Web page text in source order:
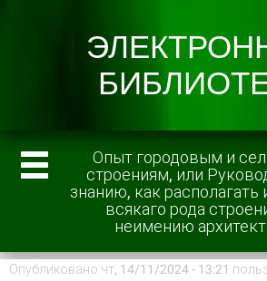
Опыт городовым и
строениям, или
знанию, как располагать
всякаго рода
неимению
Опубликовано чт, 14/11/2024 - 13:21